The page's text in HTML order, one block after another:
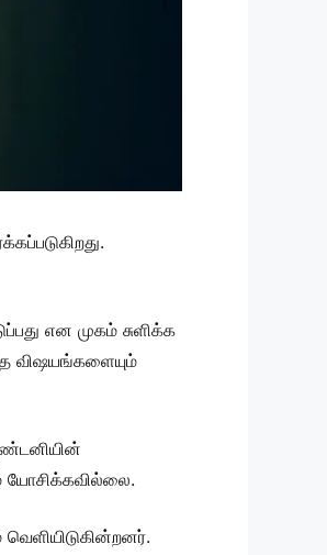
என முகம் சுளிக்க
விஷயங்களையும்
யோசிக்கவில்லை.